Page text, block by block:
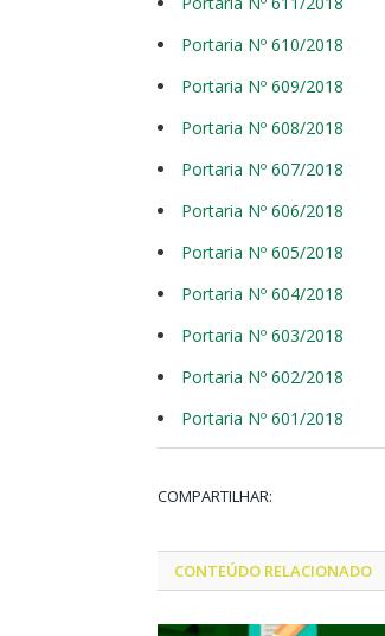
Portaria Nº 610/2018
Portaria Nº 609/2018
Portaria Nº 608/2018
Portaria Nº 607/2018
Portaria Nº 606/2018
Portaria Nº 605/2018
Portaria Nº 604/2018
Portaria Nº 603/2018
Portaria Nº 602/2018
Portaria Nº 601/2018
COMPARTILHAR:
CONTEÚDO RELACIONADO